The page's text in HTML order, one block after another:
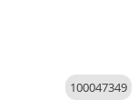
100047349